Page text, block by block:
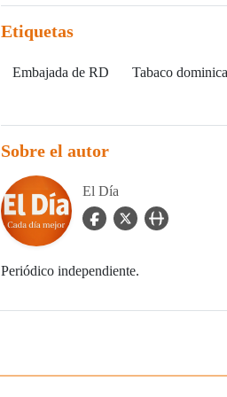
Etiquetas
Embajada de RD Tabaco
Sobre el autor
El Día
facebook Icon
twitter Iconuser_url Icon
Periódico independiente.